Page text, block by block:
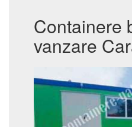
Containere
vanzare